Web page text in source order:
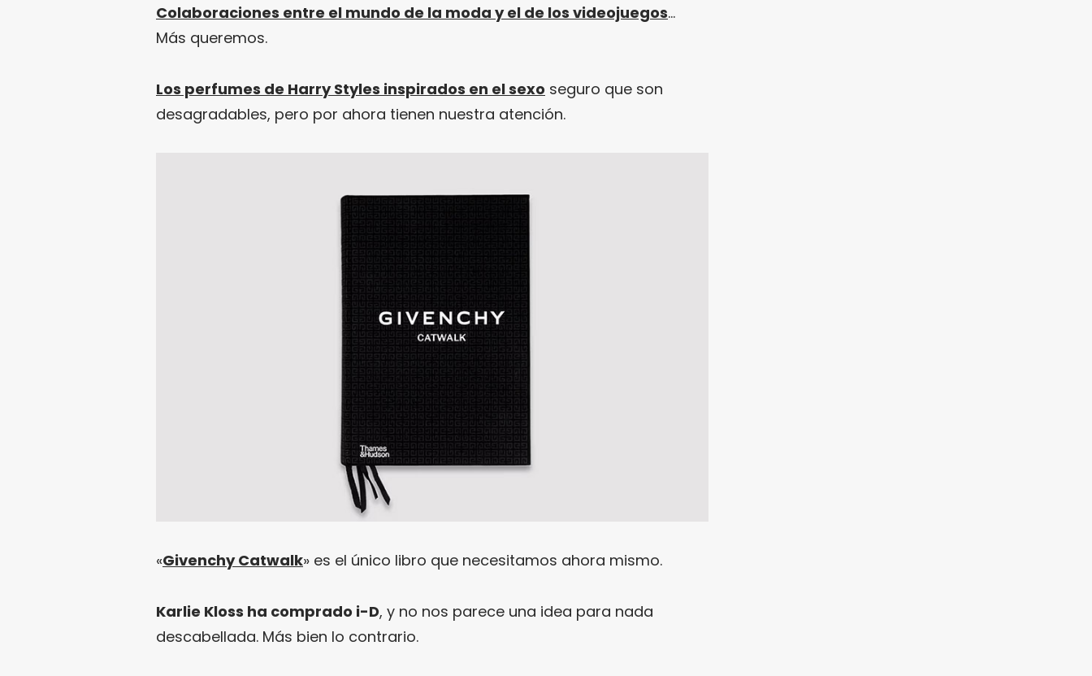
Colaboraciones entre el mundo de la moda y el de los videojuegos…
Más queremos.
Los perfumes de Harry Styles inspirados en el sexo seguro que son
desagradables, pero por ahora tienen nuestra atención.
«Givenchy Catwalk» es el único libro que necesitamos ahora mismo.
Karlie Kloss ha comprado i-D, y no nos parece una idea para nada
descabellada. Más bien lo contrario.